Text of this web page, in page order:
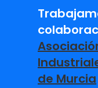
de Murcia